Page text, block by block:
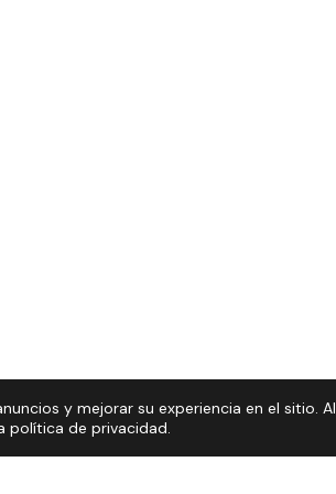
y mejorar su experiencia en el sitio. Al
política de privacidad.